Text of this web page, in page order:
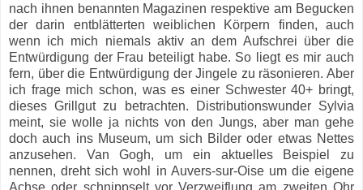
nach ihnen benannten Magazinen respektive am Begucken
der darin entblätterten weiblichen Körpern finden, auch
wenn ich mich niemals aktiv an dem Aufschrei über die
Entwürdigung der Frau beteiligt habe. So liegt es mir auch
fern, über die Entwürdigung der Jingele zu räsonieren. Aber
ich frage mich schon, was es einer Schwester 40+ bringt,
dieses Grillgut zu betrachten. Distributionswunder Sylvia
meint, sie wolle ja nichts von den Jungs, aber man gehe
doch auch ins Museum, um sich Bilder oder etwas Nettes
anzusehen. Van Gogh, um ein aktuelles Beispiel zu
nennen, dreht sich wohl in Auvers-sur-Oise um die eigene
Achse oder schnippselt vor Verzweiflung am zweiten Ohr